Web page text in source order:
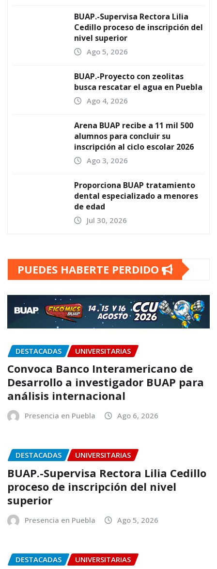
BUAP.-Supervisa Rectora Lilia
Cedillo proceso de inscripción del
nivel superior
Ago 5, 2026
BUAP.-Proyecto con zeolitas
busca rescatar el agua en Puebla
Ago 4, 2026
Arena BUAP recibe a 11 mil 500
alumnos para concluir su
inscripción al ciclo escolar 2026
Ago 3, 2026
Proporciona BUAP tratamiento
dental especializado a menores
de edad
Jul 30, 2026
PUEDES HABERTE PERDIDO
DESTACADAS UNIVERSITARIAS
Convoca Banco Interamericano de
Desarrollo a investigador BUAP para
análisis internacional
Presencia en Puebla Ago 6, 2026
DESTACADAS UNIVERSITARIAS
BUAP.-Supervisa Rectora Lilia Cedillo
proceso de inscripción del nivel
superior
Presencia en Puebla Ago 5, 2026
DESTACADAS UNIVERSITARIAS